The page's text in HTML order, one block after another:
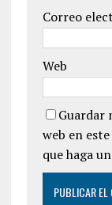
Correo
Web
Guardar
web en
que haga